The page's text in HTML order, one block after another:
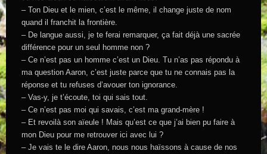
– Ton Dieu et le mien, c’est le même, il change juste de nom
quand il franchit la frontière.
– De langue aussi, je te ferai remarquer, ça fait déjà une sacrée
différence pour un seul homme non ?
– Ce n’est pas un homme c’est un Dieu. Tu n’as pas répondu à
ma question Aaron, c’est juste parce que tu ne connais pas la
réponse et tu refuses d’avouer ton ignorance.
– Vas-y, je t’écoute, toi qui sais tout.
– Ce n’est pas moi qui savais, c’est ma grand-mère !
– Et revoilà son aïeule ! Mais qu’est ce que j’ai bien pu faire à
mon Dieu pour me retrouver ici avec lui ?
– Je vais te le dire Aaron, nous nous haïssons à cause de nos